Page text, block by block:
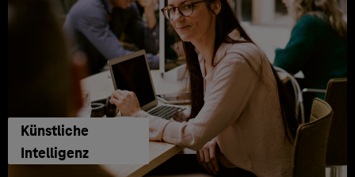
Künstliche
Intelligenz